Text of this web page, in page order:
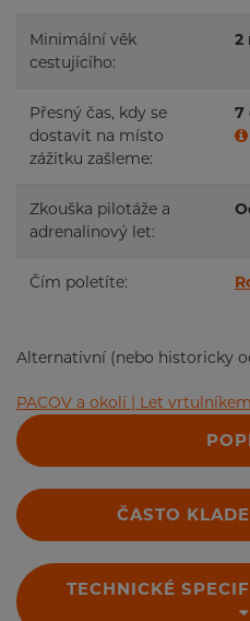
Minimální věk
cestujícího:
2
Přesný čas, kdy se
dostavit na místo
zážitku zašleme:
7
Zkouška pilotáže a
adrenalinový let:
Čím poletíte:
ČASTO
Alternativní (nebo historicky
PACOV a okolí | Let